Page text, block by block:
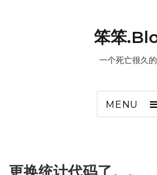
笨笨
一个死亡很久
MENU
更换统计代码了。。